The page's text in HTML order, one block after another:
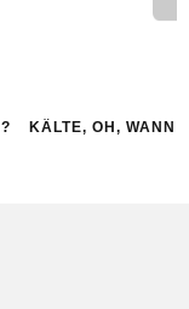
KÄLTE, OH, WANN